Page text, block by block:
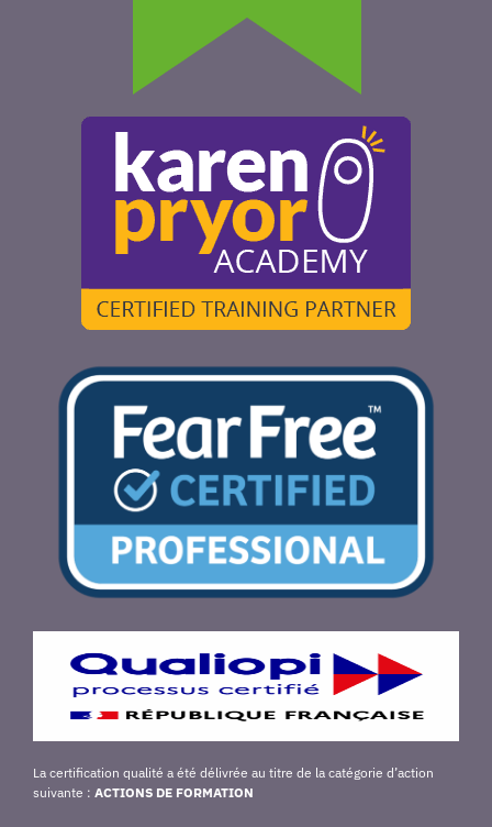
La certification qualité a été délivrée au titre de la catégorie d’action
suivante : ACTIONS DE FORMATION